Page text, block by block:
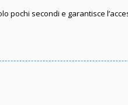
pochi secondi e garantisce